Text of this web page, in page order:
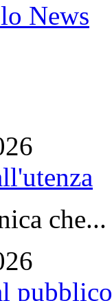
News
che...
pubblico